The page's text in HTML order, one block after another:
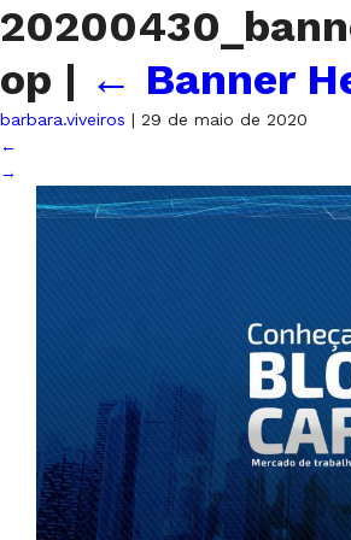
op | ← Banner
barbara.viveiros | 29 de maio de 2020
←
→